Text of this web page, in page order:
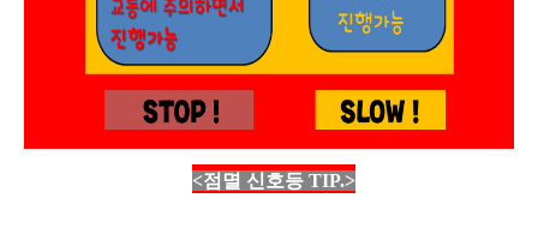
<점멸 신호등 TIP.>